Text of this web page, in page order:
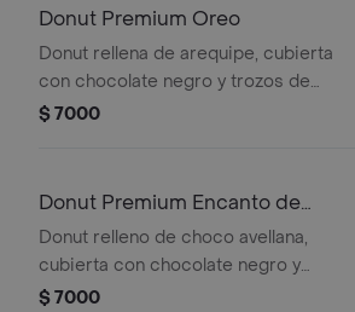
Donut Premium Oreo
Donut rellena de arequipe, cubierta
con chocolate negro y trozos de
galleta oreo
$ 7000
Donut Premium Encanto de
Chocolate
Donut relleno de choco avellana,
cubierta con chocolate negro y
grageas de chocolate
$ 7000